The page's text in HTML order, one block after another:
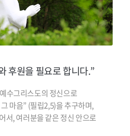
후원을 필요로 합니다.”
수그리스도의 정신으로
마음” (필립2,5)을 추구하며,
서, 여러분을 같은 정신 안으로